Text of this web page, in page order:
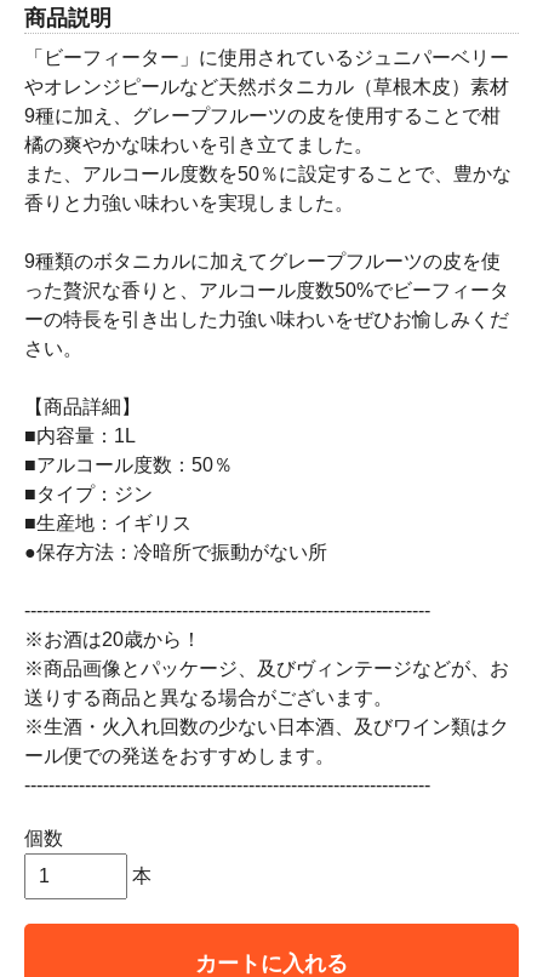
商品説明
「ビーフィーター」に使用されているジュニパーベリー
やオレンジピールなど天然ボタニカル（草根木皮）素材
9種に加え、グレープフルーツの皮を使用することで柑
橘の爽やかな味わいを引き立てました。
また、アルコール度数を50％に設定することで、豊かな
香りと力強い味わいを実現しました。
9種類のボタニカルに加えてグレープフルーツの皮を使
った贅沢な香りと、アルコール度数50%でビーフィータ
ーの特長を引き出した力強い味わいをぜひお愉しみくだ
さい。
【商品詳細】
■内容量：1L
■アルコール度数：50％
■タイプ：ジン
■生産地：イギリス
●保存方法：冷暗所で振動がない所
-------------------------------------------------------------------
※お酒は20歳から！
※商品画像とパッケージ、及びヴィンテージなどが、お
送りする商品と異なる場合がございます。
※生酒・火入れ回数の少ない日本酒、及びワイン類はク
ール便での発送をおすすめします。
-------------------------------------------------------------------
個数
本
カートに入れる